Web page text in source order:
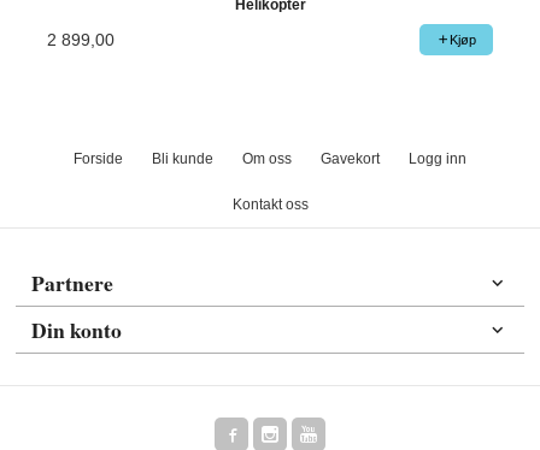
Helikopter
2 899,00 Kjøp
Forside Bli kunde Om oss Gavekort Logg inn
Kontakt oss
Partnere
Din konto